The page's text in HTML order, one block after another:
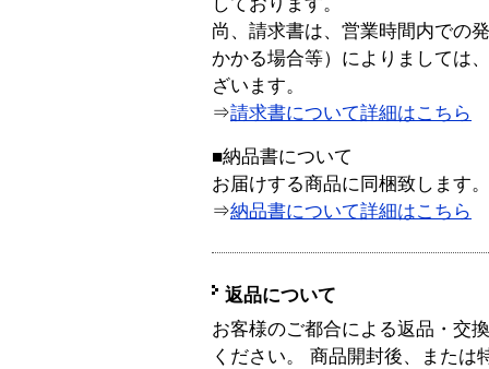
しております。
尚、請求書は、営業時間内での
かかる場合等）によりましては
ざいます。
⇒請求書について詳細はこちら
■納品書について
お届けする商品に同梱致します。
⇒納品書について詳細はこちら
返品について
お客様のご都合による返品・交
ください。 商品開封後、または